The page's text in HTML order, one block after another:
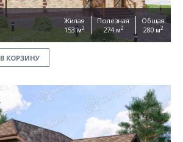
Жилая
153 м2
Полезная
274 м2
Общая
280 м2
В КОРЗИНУ